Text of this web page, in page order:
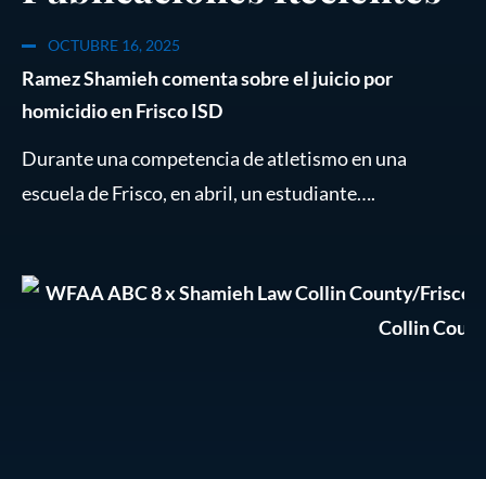
OCTUBRE 16, 2025
Ramez Shamieh comenta sobre el juicio por
homicidio en Frisco ISD
Durante una competencia de atletismo en una
escuela de Frisco, en abril, un estudiante….